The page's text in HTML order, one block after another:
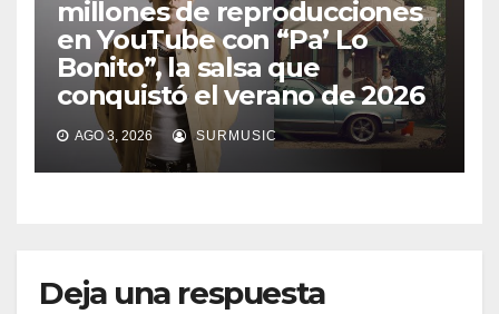
millones de reproducciones
en YouTube con “Pa’ Lo
Bonito”, la salsa que
conquistó el verano de 2026
AGO 3, 2026 SURMUSIC
Deja una respuesta